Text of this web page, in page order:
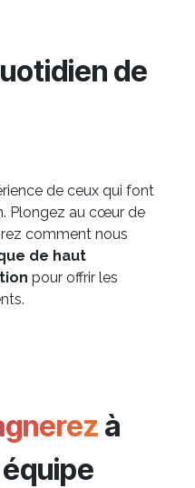
de
de ceux qui font
Plongez au cœur de
comment nous
de haut
pour offrir les
à